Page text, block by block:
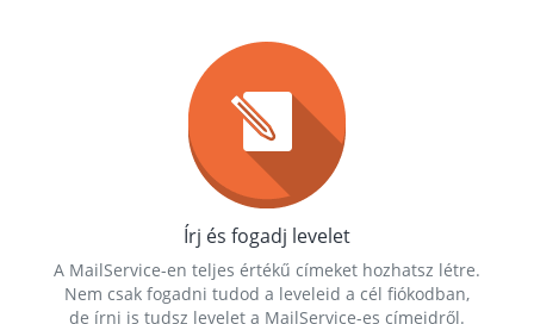
Írj és fogadj levelet
A MailService-en teljes értékű címeket hozhatsz létre.
Nem csak fogadni tudod a leveleid a cél fiókodban,
de írni is tudsz levelet a MailService-es címeidről.